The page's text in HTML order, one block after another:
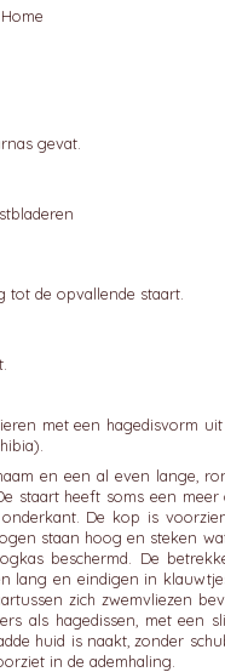
gevat.
tot de opvallende staart.
met een hagedisvorm uit
).
en een al even lange,
staart heeft soms een
De kop is
staan hoog en steken
beschermd. De
lang en eindigen in
zich zwemvliezen
als hagedissen, met een
huid is naakt, zonder
in de ademhaling.